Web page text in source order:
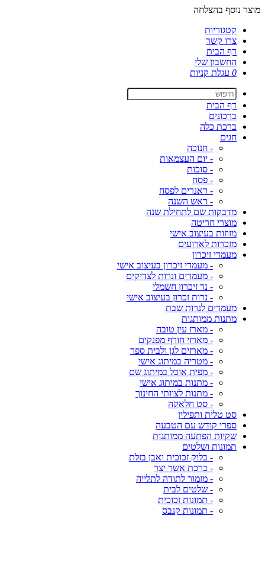
מוצר נוסף בהצלחה
קטגוריות
צרו קשר
דף הבית
החשבון שלי
0 עגלת קניות
דף הבית
ברכונים
ברכת כלה
חגים
- חנוכה
- יום העצמאות
- סוכות
- פסח
- ראנרים לפסח
- ראש השנה
מדבקות שם לתחילת שנה
מוצרי חריטה
מזוזות בעיצוב אישי
מזכרות לארועים
מעמדי זיכרון
- מעמדי זיכרון בעיצוב אישי
- מעמדים ונרות לצדיקים
- נר זיכרון חשמלי
- נרות זכרון בעיצוב אישי
מעמדים לנרות שבת
מתנות ממותגות
- מארז עין טובה
- מארזי חורף מפנקים
- מארזים לגן ולבית ספר
- מטריה במיתוג אישי
- מפית אוכל במיתוג שם
- מתנות במיתוג אישי
- מתנות לצוותי החינוך
- סט חלאקה
סט טלית ותפילין
ספרי קודש עם הטבעה
שקיות הפתעה ממותגות
תמונות ושלטים
- בלוק זכוכית ואבן בזלת
- ברכת אשר יצר
- מזמור לתודה לתלייה
- שלטים לבית
- תמונות זכוכית
- תמונות קנבס